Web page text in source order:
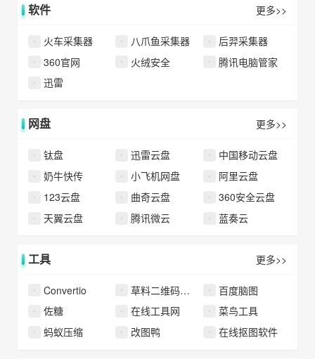
软件 更多>>
火车采集器 八爪鱼采集器
后羿采集器
360官网
火绒安全
腾讯电脑管家
迅雷
网盘 更多>>
钛盘 迅雷云盘
中国移动云盘
奶牛快传
小飞机网盘
阿里云盘
123云盘
曲奇云盘
360安全云盘
天翼云盘
腾讯微云 蓝奏云
工具 更多>>
Convertio 草料二维码生成器
百度脑图
佐糖
在线工具网
菜鸟工具
蚂蚁压缩
改图鸭 在线抠图软件